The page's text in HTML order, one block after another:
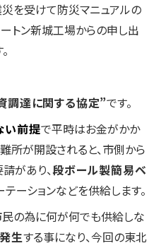
を受けて防災マニュアルの
トン新城工場からの申し出
調達に関する協定”です。
い前提で平時はお金がかか
所が開設されると、市側から
があり、段ボール製簡易ベ
ーションなどを供給します。
民の為に何が何でも供給しな
生する事になり、今回の東北